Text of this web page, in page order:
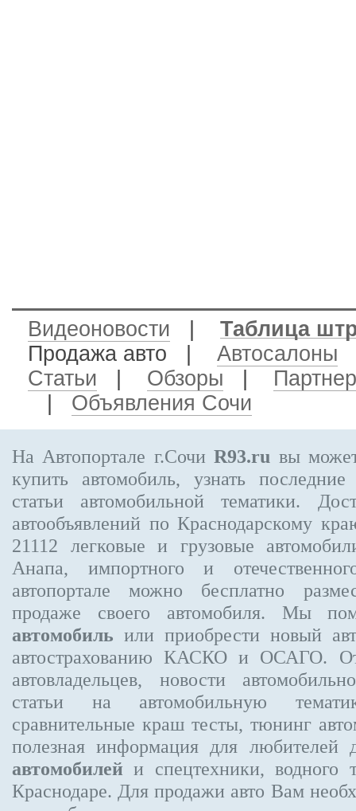
Видеоновости
Таблица
Продажа авто
Автосалоны
Статьи
Обзоры
Объявления Сочи
На Автопортале г.СочиR93.ru вы
купить автомобиль, узнать
статьи автомобильной тематики.
автообъявлений по Краснодарскому
21112 легковые и грузовые
Анапа, импортного и
автопортале можно бесплатно
продаже своего автомобиля. Мы
автомобиль или приобрести новый
автострахованию КАСКО и ОСАГО.
автовладельцев, новости
статьи на автомобильную
сравнительные краш тесты, тюнинг
полезная информация для любителей
автомобилей и спецтехники, водного
Краснодаре. Для продажи авто Вам